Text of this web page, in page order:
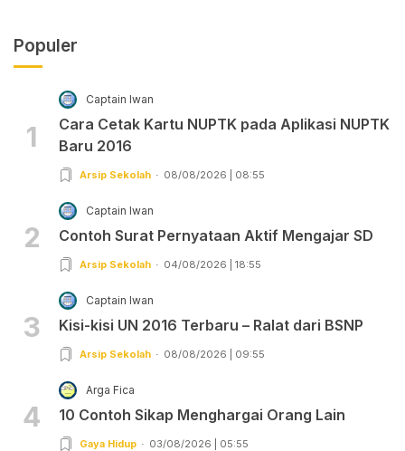
Populer
1
Captain Iwan
Cara Cetak Kartu NUPTK pada Aplikasi NUPTK
Baru 2016
Arsip Sekolah 08/08/2026 | 08:55
2
Captain Iwan
Contoh Surat Pernyataan Aktif Mengajar SD
Arsip Sekolah 04/08/2026 | 18:55
3
Captain Iwan
Kisi-kisi UN 2016 Terbaru – Ralat dari BSNP
Arsip Sekolah 08/08/2026 | 09:55
4
Arga Fica
10 Contoh Sikap Menghargai Orang Lain
Gaya Hidup 03/08/2026 | 05:55